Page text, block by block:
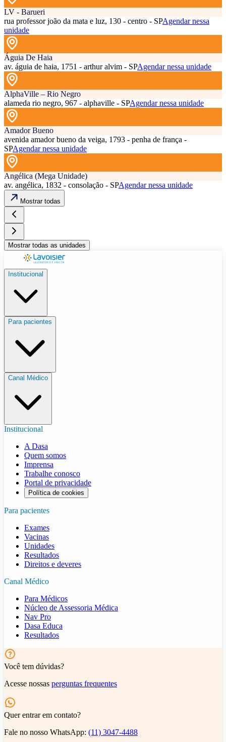
LV - Barueri
rua professor joão da mata e luz, 130 - centro - SPAgendar nessa
unidade
Águia De Haia
av. águia de haia, 1751 - arthur alvim - SPAgendar nessa unidade
AlphaVille – Rio Negro
alameda rio negro, 967 - alphaville - SPAgendar nessa unidade
Amador Bueno
avenida amador bueno da veiga, 1793 - penha de frança -
SPAgendar nessa unidade
Angélica (Mega Unidade)
av. angélica, 1832 - consolação - SPAgendar nessa unidade
Mostrar todas
Mostrar todas as unidades
Institucional
Para pacientes
Canal Médico
Institucional
A Dasa
Quem somos
Imprensa
Trabalhe conosco
Portal de privacidade
Política de cookies
Para pacientes
Exames
Vacinas
Unidades
Resultados
Direitos e deveres
Canal Médico
Para Médicos
Núcleo de Assessoria Médica
Nav Pro
Dasa Educa
Resultados
Você tem dúvidas?
Acesse nossas perguntas frequentes
Quer entrar em contato?
Fale no nosso WhatsApp: (11) 3047-4488